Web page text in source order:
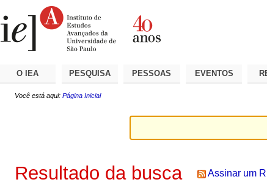
O IEA PESQUISA PESSOAS EVENTOS
Você está aqui: Página Inicial
Resultado da busca Assinar um